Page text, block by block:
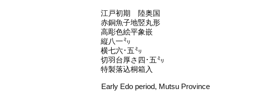
江戸初期 陸奥国
赤銅魚子地竪丸形
高彫色絵平象嵌
縦八一㍉
横七六･五㍉
切羽台厚さ四･五㍉
特製落込桐箱入
Early Edo period, Mutsu Province